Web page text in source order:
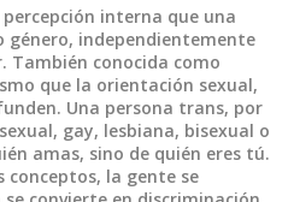
percepción interna que una
género, independientemente
. También conocida como
que la orientación sexual,
Una persona trans, por
gay, lesbiana, bisexual o
amas, sino de quién eres tú.
conceptos, la gente se